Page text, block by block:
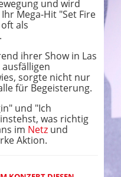
und wird
Mega-Hit "Set Fire
als
ihrer Show in Las
sorgte nicht nur
für Begeisterung.
und "Ich
was richtig
im Netz und
Aktion.